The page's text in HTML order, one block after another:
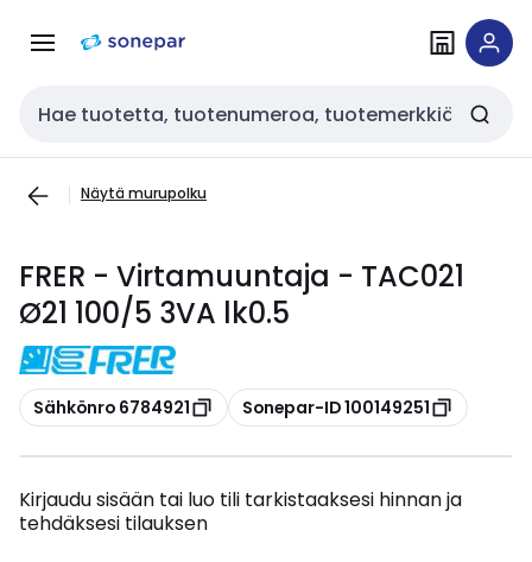
navigointiinsisältöön
Haku
Näytä murupolku
FRER - Virtamuuntaja - TAC021
Ø21 100/5 3VA lk0.5
Kopioi
Sähkönro 6784921 Kopioi
Sonepar-ID 100149251
Kirjaudu sisään tai luo tili tarkistaaksesi hinnan ja
tehdäksesi tilauksen